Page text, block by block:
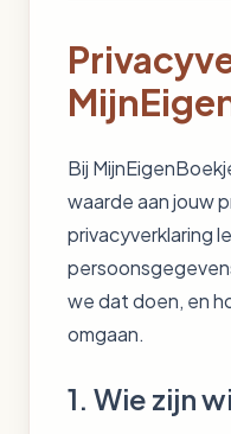
Bij
waarde aan jouw
privacyverklaring
we dat doen, en
omgaan.
1. Wie zijn